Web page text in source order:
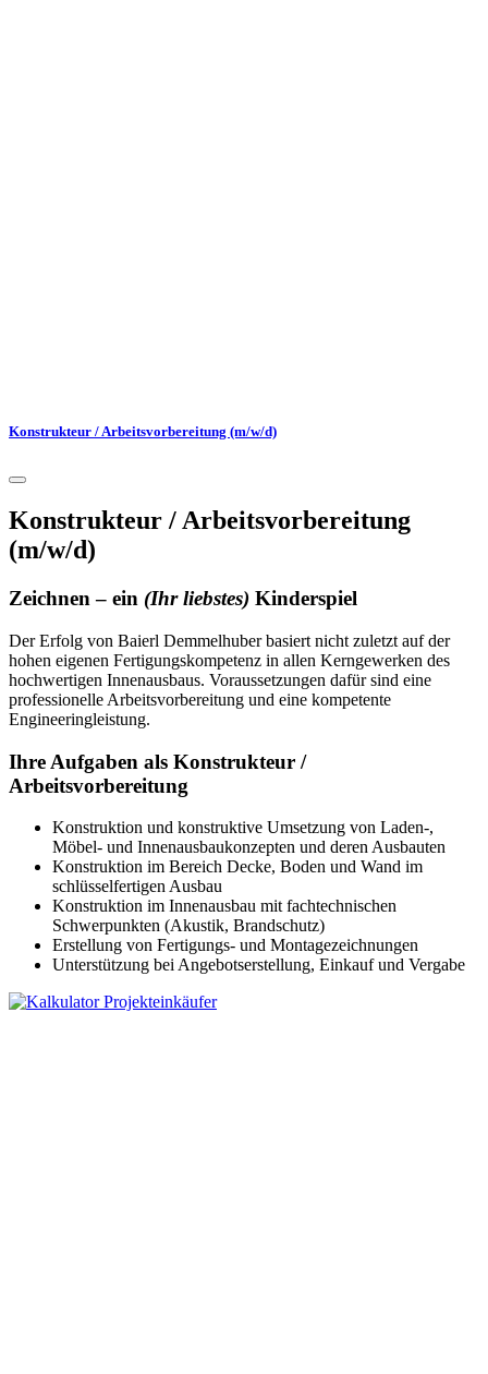
Konstrukteur / Arbeitsvorbereitung (m/w/d)
Konstrukteur / Arbeitsvorbereitung
(m/w/d)
Zeichnen – ein (Ihr liebstes) Kinderspiel
Der Erfolg von Baierl Demmelhuber basiert nicht zuletzt auf der
hohen eigenen Fertigungskompetenz in allen Kerngewerken des
hochwertigen Innenausbaus. Voraussetzungen dafür sind eine
professionelle Arbeitsvorbereitung und eine kompetente
Engineeringleistung.
Ihre Aufgaben als Konstrukteur /
Arbeitsvorbereitung
Konstruktion und konstruktive Umsetzung von Laden-,
Möbel- und Innenausbaukonzepten und deren Ausbauten
Konstruktion im Bereich Decke, Boden und Wand im
schlüsselfertigen Ausbau
Konstruktion im Innenausbau mit fachtechnischen
Schwerpunkten (Akustik, Brandschutz)
Erstellung von Fertigungs- und Montagezeichnungen
Unterstützung bei Angebotserstellung, Einkauf und Vergabe